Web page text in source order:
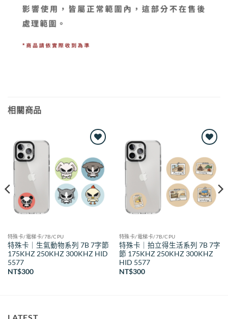
相關商品
wishlist
特殊卡/電梯卡/7B/CPU
特殊卡｜生氣動物系列 7B 7字節
175KHZ 250KHZ 300KHZ HID
5577
NT$300
wishlist
特殊卡/電梯卡/7B/CPU
特殊卡｜拍立得生活系列 7B 7字
節 175KHZ 250KHZ 300KHZ
HID 5577
NT$300